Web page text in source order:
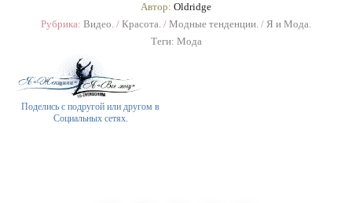
Автор: Oldridge
Рубрика: Видео. / Красота. / Модные тенденции. / Я и Мода.
Теги: Мода
Поделись с подругой или другом в
Социальных сетях.